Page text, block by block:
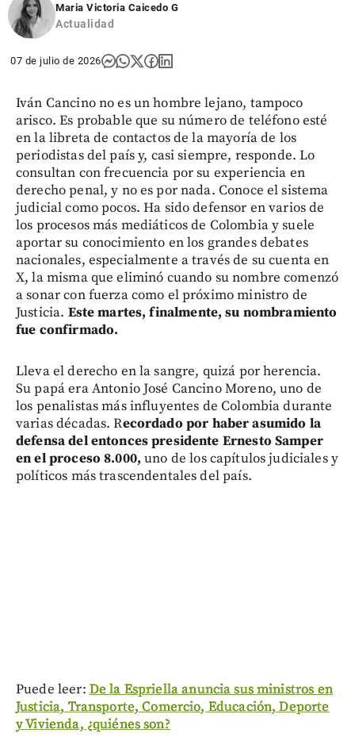
Maria Victoria Caicedo G
Actualidad
07 de julio de 2026
Iván Cancino no es un hombre lejano, tampoco
arisco. Es probable que su número de teléfono esté
en la libreta de contactos de la mayoría de los
periodistas del país y, casi siempre, responde. Lo
consultan con frecuencia por su experiencia en
derecho penal, y no es por nada. Conoce el sistema
judicial como pocos. Ha sido defensor en varios de
los procesos más mediáticos de Colombia y suele
aportar su conocimiento en los grandes debates
nacionales, especialmente a través de su cuenta en
X, la misma que eliminó cuando su nombre comenzó
a sonar con fuerza como el próximo ministro de
Justicia. Este martes, finalmente, su nombramiento
fue confirmado.
Lleva el derecho en la sangre, quizá por herencia.
Su papá era Antonio José Cancino Moreno, uno de
los penalistas más influyentes de Colombia durante
varias décadas. Recordado por haber asumido la
defensa del entonces presidente Ernesto Samper
en el proceso 8.000, uno de los capítulos judiciales y
políticos más trascendentales del país.
Puede leer: De la Espriella anuncia sus ministros en
Justicia, Transporte, Comercio, Educación, Deporte
y Vivienda, ¿quiénes son?